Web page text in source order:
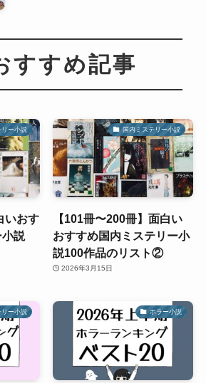
すめ記事
ー小説
いおす
説
国内ミステリー小説
【101冊〜200冊】面白い
おすすめ国内ミステリー小
説100作品のリスト②
2026年3月15日
ー小説 ホラー小説